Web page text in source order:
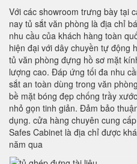
Với các showroom trưng bày tại
nay tủ sắt văn phòng là địa chỉ
nhu cầu của khách hàng toàn
hiện đại với dây chuyền tự động
tủ văn phòng đựng hồ sơ mặt
lượng cao. Đáp ứng tối đa nhu
sắt an toàn dùng trong văn
bề mặt bóng đẹp chống trầy
nhỏ gọn tinh giản. Đảm bảo
dụng. cửa hàng chuyên cung
Safes Cabinet là địa chỉ được
năm qua